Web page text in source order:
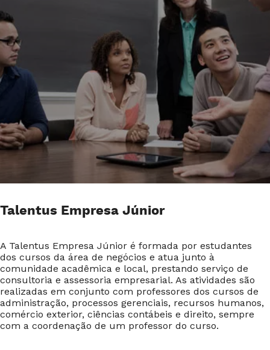
Talentus Empresa Júnior
A Talentus Empresa Júnior é formada por estudantes
dos cursos da área de negócios e atua junto à
comunidade acadêmica e local, prestando serviço de
consultoria e assessoria empresarial. As atividades são
realizadas em conjunto com professores dos cursos de
administração, processos gerenciais, recursos humanos,
comércio exterior, ciências contábeis e direito, sempre
com a coordenação de um professor do curso.